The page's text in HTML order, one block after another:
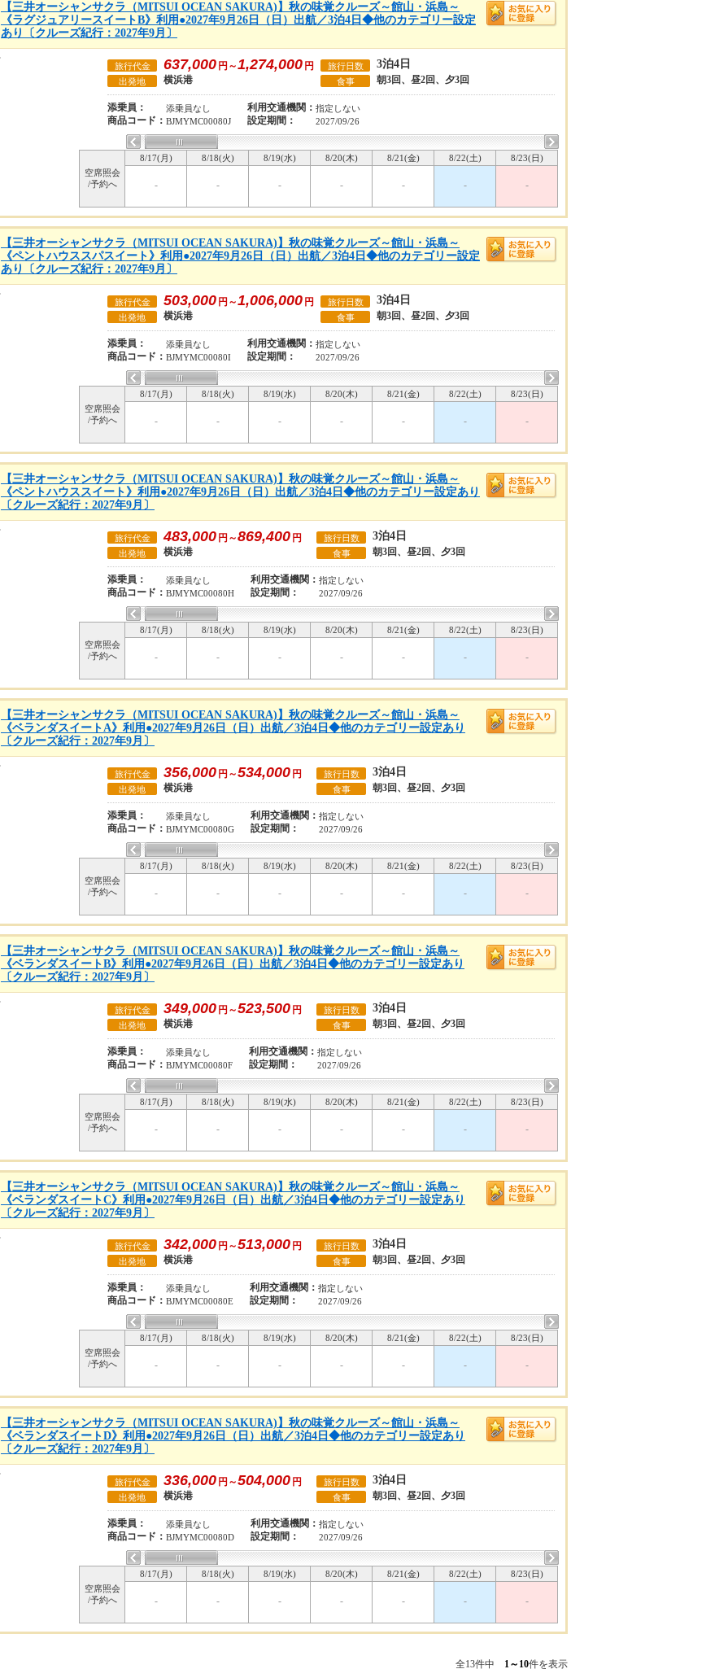
【三井オーシャンサクラ（MITSUI OCEAN SAKURA)】秋の味覚クルーズ～館山・浜島～
《ラグジュアリースイートB》利用●2027年9月26日（日）出航／3泊4日◆他のカテゴリー設定
あり〔クルーズ紀行：2027年9月〕
旅行代金 637,000 円～1,274,000 円 旅行日数 3泊4日
出発地 横浜港 食事 朝3回、昼2回、夕3回
添乗員： 添乗員なし 利用交通機関： 指定しない
商品コード： BJMYMC00080J 設定期間： 2027/09/26
空席照会
/予約へ
8/17(月) 8/18(火) 8/19(水) 8/20(木) 8/21(金) 8/22(土) 8/23(日)
- - - - - - -
【三井オーシャンサクラ（MITSUI OCEAN SAKURA)】秋の味覚クルーズ～館山・浜島～
《ペントハウススパスイート》利用●2027年9月26日（日）出航／3泊4日◆他のカテゴリー設定
あり〔クルーズ紀行：2027年9月〕
旅行代金 503,000 円～1,006,000 円 旅行日数 3泊4日
出発地 横浜港 食事 朝3回、昼2回、夕3回
添乗員： 添乗員なし 利用交通機関： 指定しない
商品コード： BJMYMC00080I 設定期間： 2027/09/26
空席照会
/予約へ
8/17(月) 8/18(火) 8/19(水) 8/20(木) 8/21(金) 8/22(土) 8/23(日)
- - - - - - -
【三井オーシャンサクラ（MITSUI OCEAN SAKURA)】秋の味覚クルーズ～館山・浜島～
《ペントハウススイート》利用●2027年9月26日（日）出航／3泊4日◆他のカテゴリー設定あり
〔クルーズ紀行：2027年9月〕
旅行代金 483,000 円～869,400 円 旅行日数 3泊4日
出発地 横浜港 食事 朝3回、昼2回、夕3回
添乗員： 添乗員なし 利用交通機関： 指定しない
商品コード： BJMYMC00080H 設定期間： 2027/09/26
空席照会
/予約へ
8/17(月) 8/18(火) 8/19(水) 8/20(木) 8/21(金) 8/22(土) 8/23(日)
- - - - - - -
【三井オーシャンサクラ（MITSUI OCEAN SAKURA)】秋の味覚クルーズ～館山・浜島～
《ベランダスイートA》利用●2027年9月26日（日）出航／3泊4日◆他のカテゴリー設定あり
〔クルーズ紀行：2027年9月〕
旅行代金 356,000 円～534,000 円 旅行日数 3泊4日
出発地 横浜港 食事 朝3回、昼2回、夕3回
添乗員： 添乗員なし 利用交通機関： 指定しない
商品コード： BJMYMC00080G 設定期間： 2027/09/26
空席照会
/予約へ
8/17(月) 8/18(火) 8/19(水) 8/20(木) 8/21(金) 8/22(土) 8/23(日)
- - - - - - -
【三井オーシャンサクラ（MITSUI OCEAN SAKURA)】秋の味覚クルーズ～館山・浜島～
《ベランダスイートB》利用●2027年9月26日（日）出航／3泊4日◆他のカテゴリー設定あり
〔クルーズ紀行：2027年9月〕
旅行代金 349,000 円～523,500 円 旅行日数 3泊4日
出発地 横浜港 食事 朝3回、昼2回、夕3回
添乗員： 添乗員なし 利用交通機関： 指定しない
商品コード： BJMYMC00080F 設定期間： 2027/09/26
空席照会
/予約へ
8/17(月) 8/18(火) 8/19(水) 8/20(木) 8/21(金) 8/22(土) 8/23(日)
- - - - - - -
【三井オーシャンサクラ（MITSUI OCEAN SAKURA)】秋の味覚クルーズ～館山・浜島～
《ベランダスイートC》利用●2027年9月26日（日）出航／3泊4日◆他のカテゴリー設定あり
〔クルーズ紀行：2027年9月〕
旅行代金 342,000 円～513,000 円 旅行日数 3泊4日
出発地 横浜港 食事 朝3回、昼2回、夕3回
添乗員： 添乗員なし 利用交通機関： 指定しない
商品コード： BJMYMC00080E 設定期間： 2027/09/26
空席照会
/予約へ
8/17(月) 8/18(火) 8/19(水) 8/20(木) 8/21(金) 8/22(土) 8/23(日)
- - - - - - -
【三井オーシャンサクラ（MITSUI OCEAN SAKURA)】秋の味覚クルーズ～館山・浜島～
《ベランダスイートD》利用●2027年9月26日（日）出航／3泊4日◆他のカテゴリー設定あり
〔クルーズ紀行：2027年9月〕
旅行代金 336,000 円～504,000 円 旅行日数 3泊4日
出発地 横浜港 食事 朝3回、昼2回、夕3回
添乗員： 添乗員なし 利用交通機関： 指定しない
商品コード： BJMYMC00080D 設定期間： 2027/09/26
空席照会
/予約へ
8/17(月) 8/18(火) 8/19(水) 8/20(木) 8/21(金) 8/22(土) 8/23(日)
- - - - - - -
全13件中 1～10件を表示